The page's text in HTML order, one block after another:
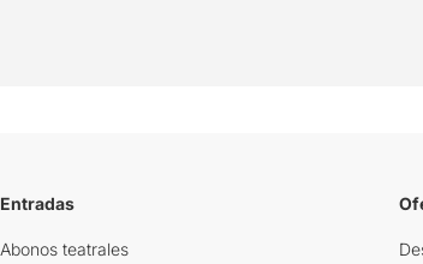
Entradas
Abonos teatrales